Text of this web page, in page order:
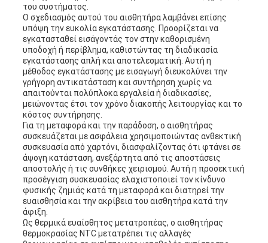
του συστήματος.
Ο σχεδιασμός αυτού του αισθητήρα λαμβάνει επίσης
υπόψη την ευκολία εγκατάστασης. Προορίζεται να
εγκατασταθεί εισάγοντάς τον στην καθορισμένη
υποδοχή ή περίβλημα, καθιστώντας τη διαδικασία
εγκατάστασης απλή και αποτελεσματική. Αυτή η
μέθοδος εγκατάστασης με εισαγωγή διευκολύνει την
γρήγορη αντικατάσταση και συντήρηση χωρίς να
απαιτούνται πολύπλοκα εργαλεία ή διαδικασίες,
μειώνοντας έτσι τον χρόνο διακοπής λειτουργίας και το
κόστος συντήρησης.
Για τη μεταφορά και την παράδοση, ο αισθητήρας
συσκευάζεται με ασφάλεια χρησιμοποιώντας ανθεκτική
συσκευασία από χαρτόνι, διασφαλίζοντας ότι φτάνει σε
άψογη κατάσταση, ανεξάρτητα από τις αποστάσεις
αποστολής ή τις συνθήκες χειρισμού. Αυτή η προσεκτική
προσέγγιση συσκευασίας ελαχιστοποιεί τον κίνδυνο
φυσικής ζημιάς κατά τη μεταφορά και διατηρεί την
ευαισθησία και την ακρίβεια του αισθητήρα κατά την
άφιξη.
Ως θερμικά ευαίσθητος μετατροπέας, ο αισθητήρας
θερμοκρασίας NTC μετατρέπει τις αλλαγές